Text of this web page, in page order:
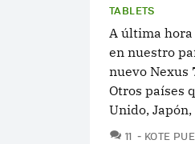
TABLETS
A última hora
en nuestro
nuevo Nexus
Otros países
Unido, Japón,
11
KOTE